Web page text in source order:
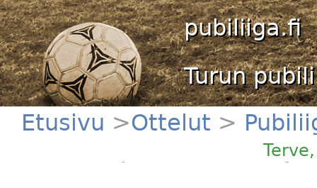
pubiliiga.fi
Turun
Etusivu >Ottelut >
Mallassepät - FC Whisky